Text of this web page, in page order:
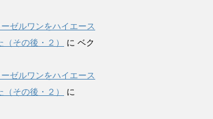
ルワンをハイエース
その後・２）
に ベク
ルワンをハイエース
その後・２）
に